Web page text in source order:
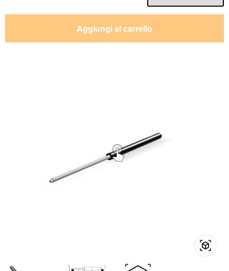
Aggiungi al carrello